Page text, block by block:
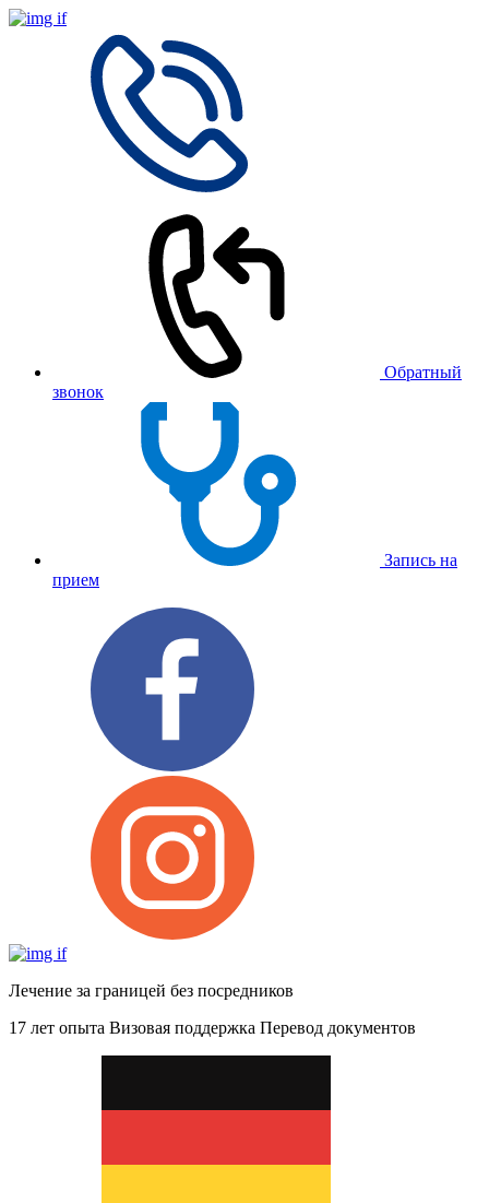
Обратный
звонок
Запись на
прием
Лечение за границей без посредников
17 лет опыта Визовая поддержка Перевод документов